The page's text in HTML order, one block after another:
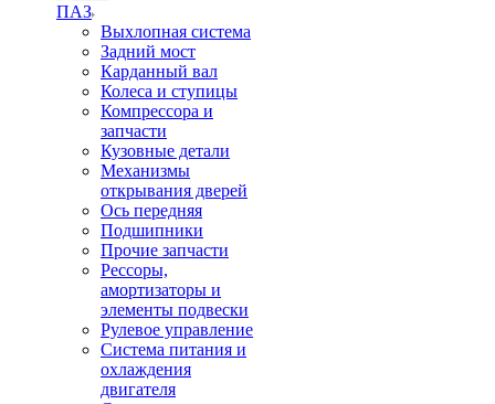
ПАЗ
Выхлопная система
Задний мост
Карданный вал
Колеса и ступицы
Компрессора и
запчасти
Кузовные детали
Механизмы
открывания дверей
Ось передняя
Подшипники
Прочие запчасти
Рессоры,
амортизаторы и
элементы подвески
Рулевое управление
Система питания и
охлаждения
двигателя